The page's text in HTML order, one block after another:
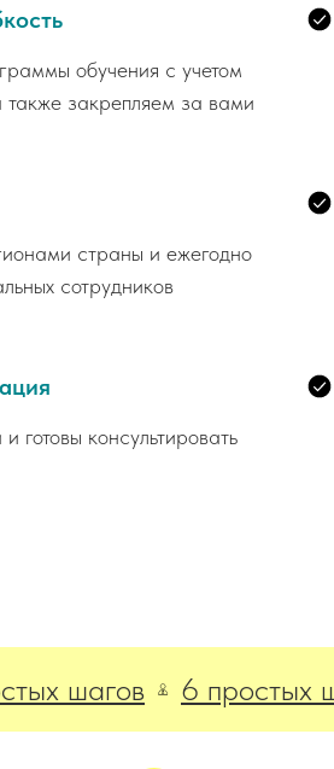
обучения с учетом
закрепляем за вами
страны и ежегодно
сотрудников
готовы консультировать
6 простых шагов